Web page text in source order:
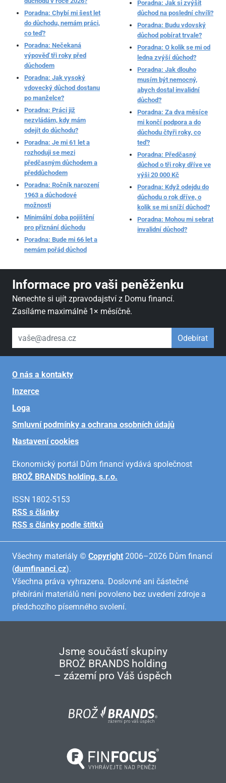
Poradna: Chybí mi šest let
do důchodu, nemám práci,
co teď?
Poradna: Nečekaná
výpověď tři roky před
důchodem
Poradna: Jak vysoký
vdovecký důchod dostanu
po manželce?
Poradna: Práci již
nezvládám, kdy mám
odejít do důchodu?
Poradna: Je mi 61 let a
rozhoduji se mezi
předčasným důchodem a
předdůchodem
Poradna: Ročník narození
1963 a důchodové
možnosti
Minimální doba pojištění
pro přiznání důchodu
Poradna: Bude mi 66 let a
nemám pořád důchod
Poradna: Jak si zvýšit
důchod na poslední chvíli?
Poradna: Budu vdovský
důchod pobírat trvale?
Poradna: O kolik se mi od
ledna zvýší důchod?
Poradna: Jak dlouho
musím být nemocný,
abych dostal invalidní
důchod?
Poradna: Za dva měsíce
mi končí podpora a do
důchodu čtyři roky, co
teď?
Poradna: Předčasný
důchod o tři roky dříve ve
výši 20 000 Kč
Poradna: Když odejdu do
důchodu o rok dříve, o
kolik se mi sníží důchod?
Poradna: Mohou mi sebrat
invalidní důchod?
Informace pro vaši peněženku
Nenechte si ujít zpravodajství z Domu financí.
Zasíláme maximálně 1× měsíčně.
váš email Odebírat
O nás a kontakty
Inzerce
Loga
Smluvní podmínky a ochrana osobních údajů
Nastavení cookies
Ekonomický portál Dům financí vydává společnost
BROŽ BRANDS holding, s.r.o.
ISSN 1802-5153
RSS s články
RSS s články podle štítků
Všechny materiály © Copyright 2006–2026 Dům financí
(dumfinanci.cz).
Všechna práva vyhrazena. Doslovné ani částečné
přebírání materiálů není povoleno bez uvedení zdroje a
předchozího písemného svolení.
Jsme součástí skupiny
BROŽ BRANDS holding
– zázemí pro Váš úspěch